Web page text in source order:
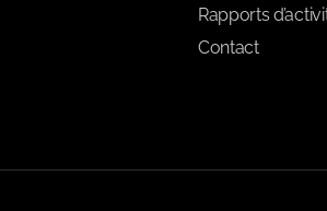
Rapports
Contact